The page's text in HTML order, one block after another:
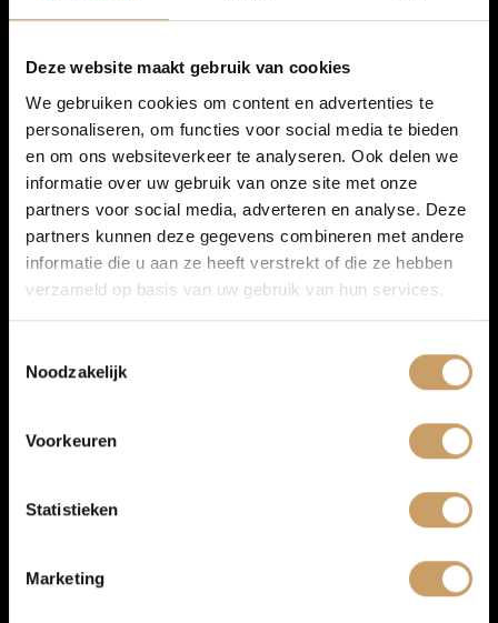
Deze website maakt gebruik van cookies
We gebruiken cookies om content en advertenties te
personaliseren, om functies voor social media te bieden
en om ons websiteverkeer te analyseren. Ook delen we
informatie over uw gebruik van onze site met onze
partners voor social media, adverteren en analyse. Deze
partners kunnen deze gegevens combineren met andere
informatie die u aan ze heeft verstrekt of die ze hebben
verzameld op basis van uw gebruik van hun services.
Noodzakelijk
Voorkeuren
Statistieken
Marketing
Droomauto niet
gevonden?
Kunt u uw ideale auto niet vinden? Wij
en wij gaan op zoek naar de perfecte
Financiering
Autoverzekeringen
Verkoop
Auto onderhoud
Over Autobedrijf De Baaij
Contact